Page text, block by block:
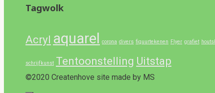
Tagwolk
Acryl aquarel corona divers figuurtekenen Flyer grafiet
schrijfkunst Tentoonstelling Uitstap
©2020 Createnhove site made by MS